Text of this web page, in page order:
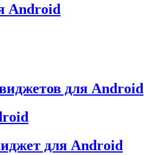
Android
для Android
для Android